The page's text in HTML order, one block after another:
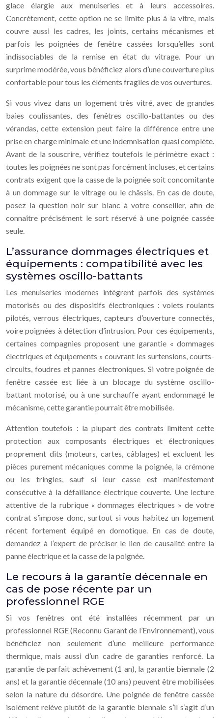
glace élargie aux menuiseries et à leurs accessoires.
Concrètement, cette option ne se limite plus à la vitre, mais
couvre aussi les cadres, les joints, certains mécanismes et
parfois les poignées de fenêtre cassées lorsqu’elles sont
indissociables de la remise en état du vitrage. Pour un
surprime modérée, vous bénéficiez alors d’une couverture plus
confortable pour tous les éléments fragiles de vos ouvertures.
Si vous vivez dans un logement très vitré, avec de grandes
baies coulissantes, des fenêtres oscillo-battantes ou des
vérandas, cette extension peut faire la différence entre une
prise en charge minimale et une indemnisation quasi complète.
Avant de la souscrire, vérifiez toutefois le périmètre exact :
toutes les poignées ne sont pas forcément incluses, et certains
contrats exigent que la casse de la poignée soit concomitante
à un dommage sur le vitrage ou le châssis. En cas de doute,
posez la question noir sur blanc à votre conseiller, afin de
connaître précisément le sort réservé à une poignée cassée
seule.
L’assurance dommages électriques et
équipements : compatibilité avec les
systèmes oscillo-battants
Les menuiseries modernes intègrent parfois des systèmes
motorisés ou des dispositifs électroniques : volets roulants
pilotés, verrous électriques, capteurs d’ouverture connectés,
voire poignées à détection d’intrusion. Pour ces équipements,
certaines compagnies proposent une garantie « dommages
électriques et équipements » couvrant les surtensions, courts-
circuits, foudres et pannes électroniques. Si votre poignée de
fenêtre cassée est liée à un blocage du système oscillo-
battant motorisé, ou à une surchauffe ayant endommagé le
mécanisme, cette garantie pourrait être mobilisée.
Attention toutefois : la plupart des contrats limitent cette
protection aux composants électriques et électroniques
proprement dits (moteurs, cartes, câblages) et excluent les
pièces purement mécaniques comme la poignée, la crémone
ou les tringles, sauf si leur casse est manifestement
consécutive à la défaillance électrique couverte. Une lecture
attentive de la rubrique « dommages électriques » de votre
contrat s’impose donc, surtout si vous habitez un logement
récent fortement équipé en domotique. En cas de doute,
demandez à l’expert de préciser le lien de causalité entre la
panne électrique et la casse de la poignée.
Le recours à la garantie décennale en
cas de pose récente par un
professionnel RGE
Si vos fenêtres ont été installées récemment par un
professionnel RGE (Reconnu Garant de l’Environnement), vous
bénéficiez non seulement d’une meilleure performance
thermique, mais aussi d’un cadre de garanties renforcé. La
garantie de parfait achèvement (1 an), la garantie biennale (2
ans) et la garantie décennale (10 ans) peuvent être mobilisées
selon la nature du désordre. Une poignée de fenêtre cassée
isolément relève plutôt de la garantie biennale s’il s’agit d’un